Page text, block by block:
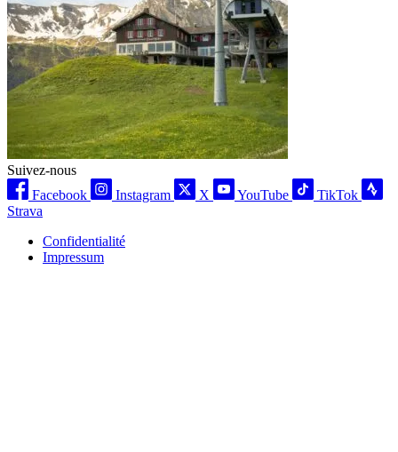
Suivez-nous
Facebook
Instagram X YouTube
TikTok
Strava
Confidentialité
Impressum